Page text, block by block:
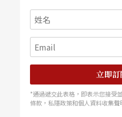
立即訂
*通過遞交此表格，即表示您接受
條款，私隱政策和個人資料收集聲